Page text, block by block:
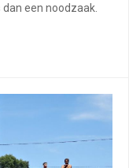
een noodzaak.